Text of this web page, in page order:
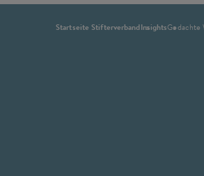
Startseite StifterverbandInsightsGedachte